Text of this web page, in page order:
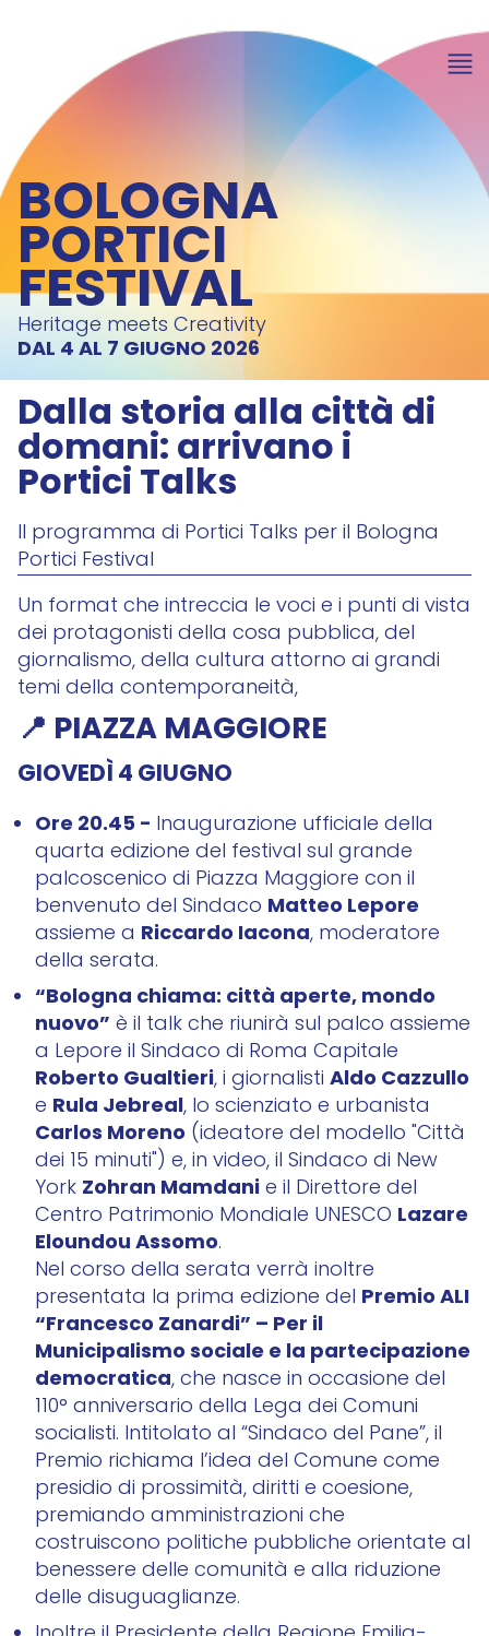
BOLOGNA
PORTICI
FESTIVAL
Heritage meets Creativity
DAL 4 AL 7 GIUGNO 2026
Dalla storia alla città di
domani: arrivano i
Portici Talks
Il programma di Portici Talks per il Bologna
Portici Festival
Un format che intreccia le voci e i punti di vista
dei protagonisti della cosa pubblica, del
giornalismo, della cultura attorno ai grandi
temi della contemporaneità,
📍 PIAZZA MAGGIORE
GIOVEDÌ 4 GIUGNO
Ore 20.45 - Inaugurazione ufficiale della
quarta edizione del festival sul grande
palcoscenico di Piazza Maggiore con il
benvenuto del Sindaco Matteo Lepore
assieme a Riccardo Iacona, moderatore
della serata.
“Bologna chiama: città aperte, mondo
nuovo” è il talk che riunirà sul palco assieme
a Lepore il Sindaco di Roma Capitale
Roberto Gualtieri, i giornalisti Aldo Cazzullo
e Rula Jebreal, lo scienziato e urbanista
Carlos Moreno (ideatore del modello "Città
dei 15 minuti") e, in video, il Sindaco di New
York Zohran Mamdanie il Direttore del
Centro Patrimonio Mondiale UNESCO Lazare
Eloundou Assomo.
Nel corso della serata verrà inoltre
presentata la prima edizione del Premio ALI
“Francesco Zanardi” – Per il
Municipalismo sociale e la partecipazione
democratica, che nasce in occasione del
110° anniversario della Lega dei Comuni
socialisti. Intitolato al “Sindaco del Pane”, il
Premio richiama l’idea del Comune come
presidio di prossimità, diritti e coesione,
premiando amministrazioni che
costruiscono politiche pubbliche orientate al
benessere delle comunità e alla riduzione
delle disuguaglianze.